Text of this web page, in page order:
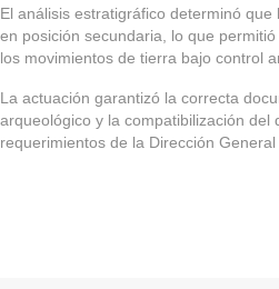
El análisis estratigráfico determinó
en posición secundaria, lo que
los movimientos de tierra bajo control
La actuación garantizó la correcta
arqueológico y la compatibilización del
requerimientos de la Dirección General